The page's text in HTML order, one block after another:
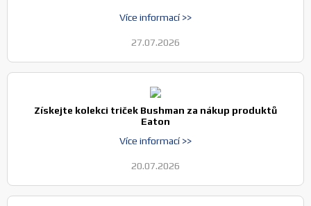
Více informací >>
27.07.2026
Získejte kolekci triček Bushman za nákup produktů
Eaton
Více informací >>
20.07.2026